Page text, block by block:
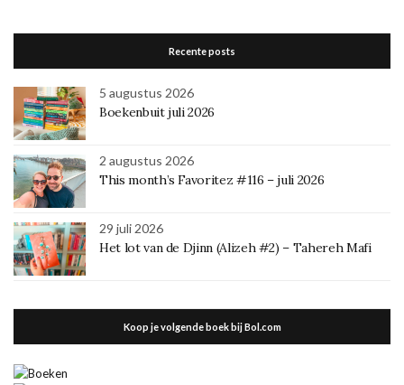
Recente posts
5 augustus 2026
Boekenbuit juli 2026
2 augustus 2026
This month’s Favoritez #116 – juli 2026
29 juli 2026
Het lot van de Djinn (Alizeh #2) – Tahereh Mafi
Koop je volgende boek bij Bol.com